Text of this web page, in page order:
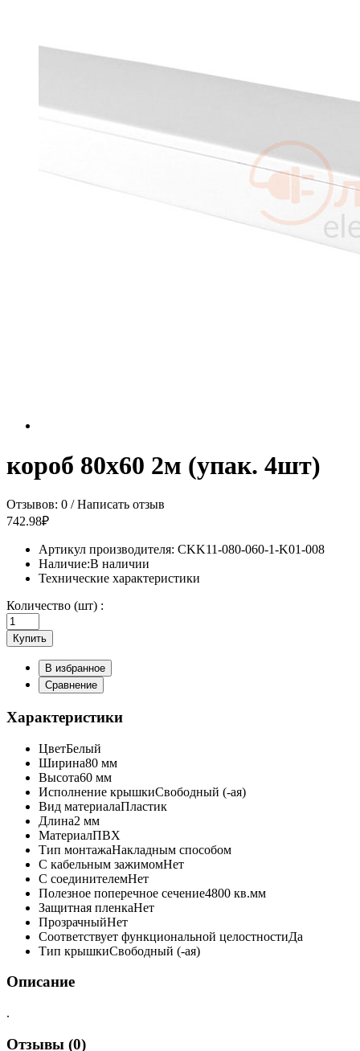
короб 80х60 2м (упак. 4шт)
Отзывов: 0 /Написать отзыв
742.98₽
Артикул производителя: CKK11-080-060-1-K01-008
Наличие:В наличии
Технические характеристики
Количество (шт) :
Купить
В избранное
Сравнение
Характеристики
ЦветБелый
Ширина80 мм
Высота60 мм
Исполнение крышкиСвободный (-ая)
Вид материалаПластик
Длина2 мм
МатериалПВХ
Тип монтажаНакладным способом
С кабельным зажимомНет
С соединителемНет
Полезное поперечное сечение4800 кв.мм
Защитная пленкаНет
ПрозрачныйНет
Соответствует функциональной целостностиДа
Тип крышкиСвободный (-ая)
Описание
.
Отзывы (0)